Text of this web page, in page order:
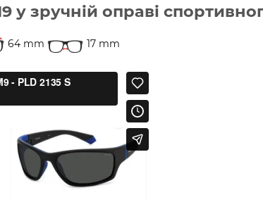
у зручній оправі
64 mm 17 mm